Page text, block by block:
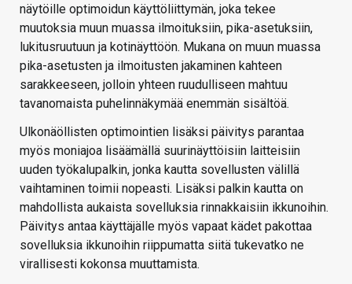
näytöille optimoidun käyttöliittymän, joka tekee
muutoksia muun muassa ilmoituksiin, pika-asetuksiin,
lukitusruutuun ja kotinäyttöön. Mukana on muun muassa
pika-asetusten ja ilmoitusten jakaminen kahteen
sarakkeeseen, jolloin yhteen ruudulliseen mahtuu
tavanomaista puhelinnäkymää enemmän sisältöä.
Ulkonäöllisten optimointien lisäksi päivitys parantaa
myös moniajoa lisäämällä suurinäyttöisiin laitteisiin
uuden työkalupalkin, jonka kautta sovellusten välillä
vaihtaminen toimii nopeasti. Lisäksi palkin kautta on
mahdollista aukaista sovelluksia rinnakkaisiin ikkunoihin.
Päivitys antaa käyttäjälle myös vapaat kädet pakottaa
sovelluksia ikkunoihin riippumatta siitä tukevatko ne
virallisesti kokonsa muuttamista.